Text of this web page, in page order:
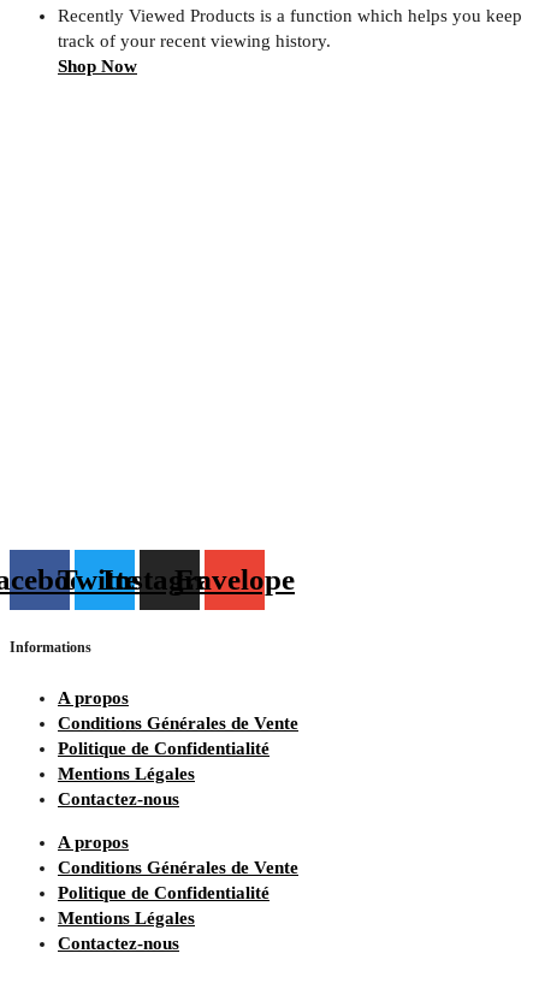
Recently Viewed Products is a function which helps you keep
track of your recent viewing history.
Shop Now
Twitter
Instagram
Envelope
Informations
A propos
Conditions Générales de Vente
Politique de Confidentialité
Mentions Légales
Contactez-nous
A propos
Conditions Générales de Vente
Politique de Confidentialité
Mentions Légales
Contactez-nous